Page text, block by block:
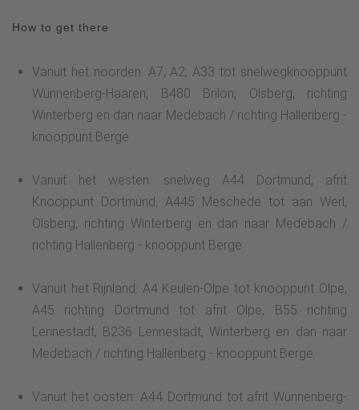
How to get there
Vanuit het noorden: A7, A2, A33 tot snelwegknooppunt
Wünnenberg-Haaren, B480 Brilon, Olsberg, richting
Winterberg en dan naar Medebach / richting Hallenberg -
knooppunt Berge
Vanuit het westen: snelweg A44 Dortmund, afrit
Knooppunt Dortmund, A445 Meschede tot aan Werl,
Olsberg, richting Winterberg en dan naar Medebach /
richting Hallenberg - knooppunt Berge
Vanuit het Rijnland: A4 Keulen-Olpe tot knooppunt Olpe,
A45 richting Dortmund tot afrit Olpe, B55 richting
Lennestadt, B236 Lennestadt, Winterberg en dan naar
Medebach / richting Hallenberg - knooppunt Berge
Vanuit het oosten: A44 Dortmund tot afrit Wünnenberg-